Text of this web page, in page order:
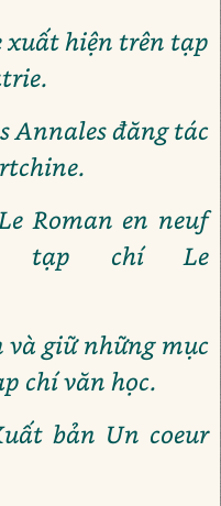
xuất hiện trên tạp
Annales đăng tác
Roman en neuf
tạp chí Le
giữ những mục
chí văn học.
bản Un coeur